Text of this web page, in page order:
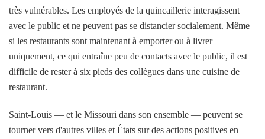
très vulnérables. Les employés de la quincaillerie interagissent
avec le public et ne peuvent pas se distancier socialement. Même
si les restaurants sont maintenant à emporter ou à livrer
uniquement, ce qui entraîne peu de contacts avec le public, il est
difficile de rester à six pieds des collègues dans une cuisine de
restaurant.
Saint-Louis — et le Missouri dans son ensemble — peuvent se
tourner vers d'autres villes et États sur des actions positives en